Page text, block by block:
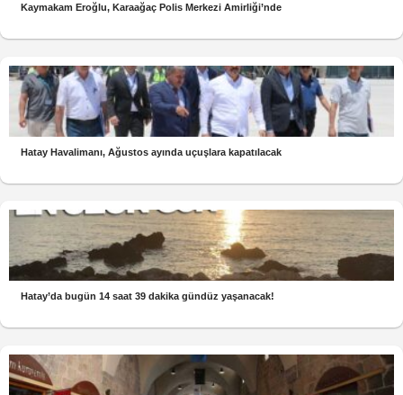
Kaymakam Eroğlu, Karaağaç Polis Merkezi Amirliği’nde
Hatay Havalimanı, Ağustos ayında uçuşlara kapatılacak
Hatay’da bugün 14 saat 39 dakika gündüz yaşanacak!